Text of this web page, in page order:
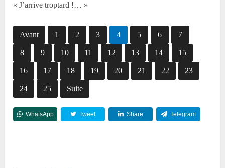
« J’arrive troptard !… »
Avant 1 2 3 4 5 6 7
8 9 10 11 12 13 14 15
16 17 18 19 20 21 22 23
24 25 Suite
WhatsApp Tweet Share Telegram